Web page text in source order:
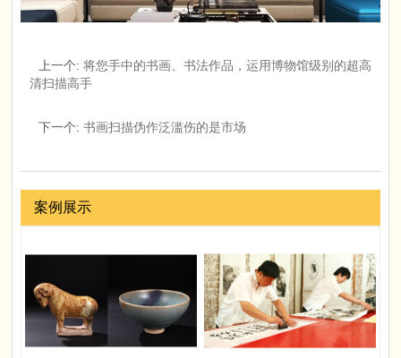
上一个: 将您手中的书画、书法作品，运用博物馆级别的超高
清扫描高手
下一个: 书画扫描伪作泛滥伤的是市场
案例展示